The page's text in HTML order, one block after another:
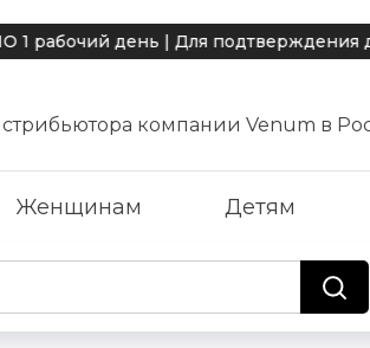
день | Для подтверждения
компании Venum в
Женщинам Детям